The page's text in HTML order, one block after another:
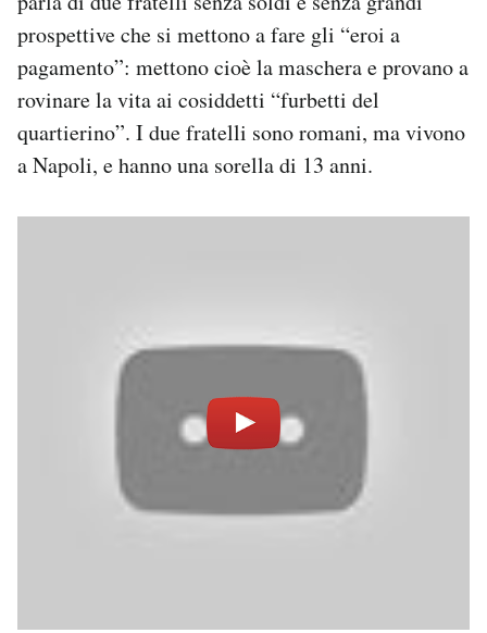
prospettive che si mettono a fare gli “eroi a
pagamento”: mettono cioè la maschera e provano a
rovinare la vita ai cosiddetti “furbetti del
quartierino”. I due fratelli sono romani, ma vivono
a Napoli, e hanno una sorella di 13 anni.